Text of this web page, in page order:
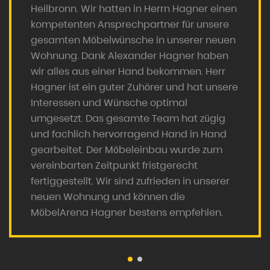
Heilbronn. Wir hatten in Herrn Hagner einen
kompetenten Ansprechpartner für unsere
gesamten Möbelwünsche in unserer neuen
Wohnung. Dank Alexander Hagner haben
wir alles aus einer Hand bekommen. Herr
Hagner ist ein guter Zuhörer und hat unsere
Interessen und Wünsche optimal
umgesetzt. Das gesamte Team hat zügig
und fachlich hervorragend Hand in Hand
gearbeitet. Der Möbeleinbau wurde zum
vereinbarten Zeitpunkt fristgerecht
fertiggestellt. Wir sind zufrieden in unserer
neuen Wohnung und können die
MöbelArena Hagner bestens empfehlen.